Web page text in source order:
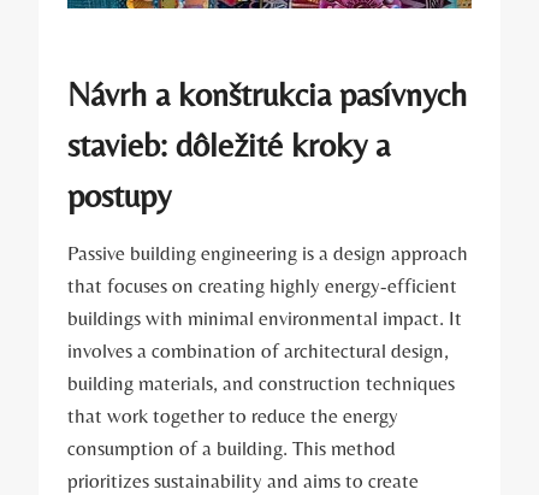
Návrh a konštrukcia pasívnych
stavieb: dôležité kroky a
postupy
Passive building engineering is a design approach
that focuses on creating highly energy-efficient
buildings with minimal environmental impact. It
involves a combination of architectural design,
building materials, and construction techniques
that work together to reduce the energy
consumption of a building. This method
prioritizes sustainability and aims to create